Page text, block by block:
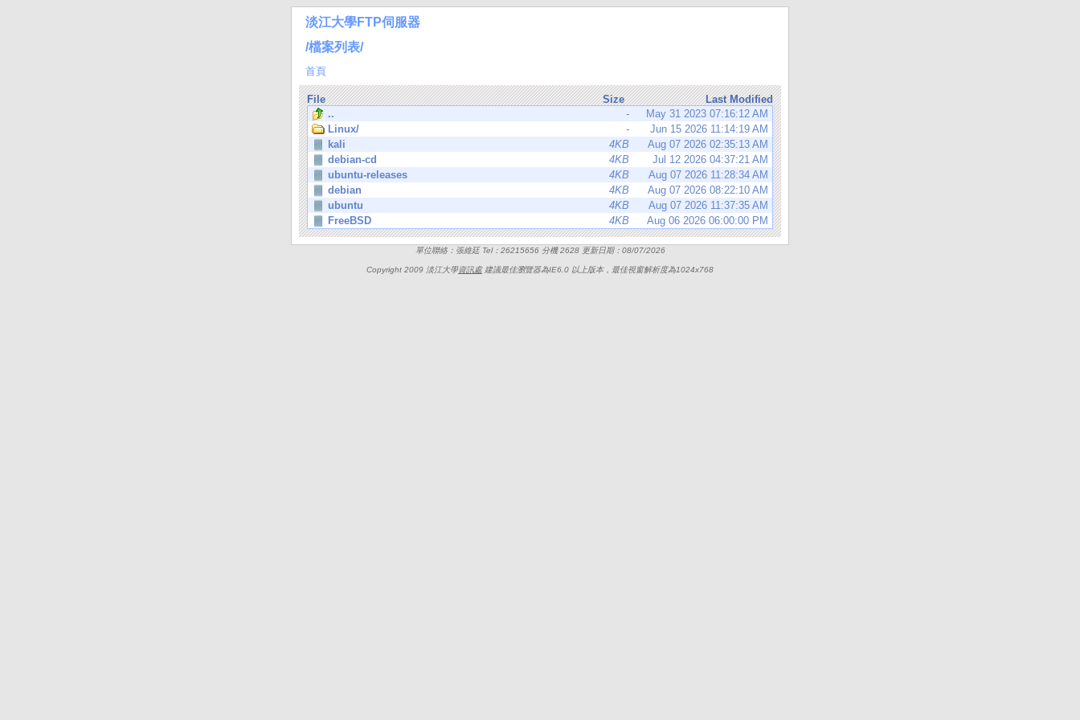
淡江大學FTP伺服器
/檔案列表/
首頁
File Size
Last Modified
..
-
May 31 2023 07:16:12 AM
Linux/
-
Jun 15 2026 11:14:19 AM
kali
4KB
Aug 07 2026 02:35:13 AM
debian-cd
4KB
Jul 12 2026 04:37:21 AM
ubuntu-releases
4KB
Aug 07 2026 11:28:34 AM
debian
4KB
Aug 07 2026 08:22:10 AM
ubuntu
4KB
Aug 07 2026 11:37:35 AM
FreeBSD
4KB Aug 06 2026 06:00:00 PM
單位聯絡：張維廷 Tel：26215656 分機 2628 更新日期：08/07/2026
Copyright 2009 淡江大學資訊處建議最佳瀏覽器為IE6.0 以上版本，最佳視窗解析度為1024x768